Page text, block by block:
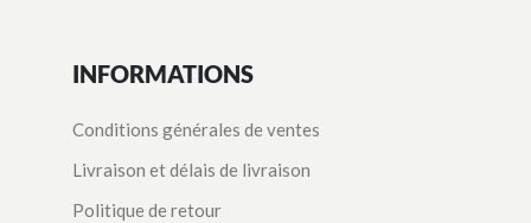
INFORMATIONS
Conditions générales de ventes
Livraison et délais de livraison
Politique de retour